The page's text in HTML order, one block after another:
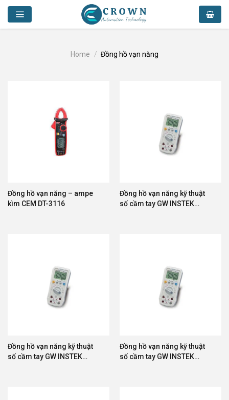
Skip
content
Home / Đồng hồ vạn năng
Đồng hồ vạn năng – ampe
kìm CEM DT-3116
Đồng hồ vạn năng kỹ thuật
số cầm tay GW INSTEK
Đồng hồ vạn năng kỹ thuật
số cầm tay GW INSTEK
Đồng hồ vạn năng kỹ thuật
số cầm tay GW INSTEK